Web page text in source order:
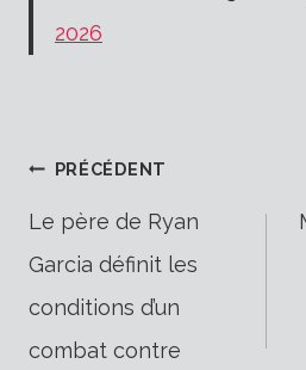
2026
de
PRÉCÉDENT
Le père de Ryan
Garcia définit les
conditions d’un
combat contre